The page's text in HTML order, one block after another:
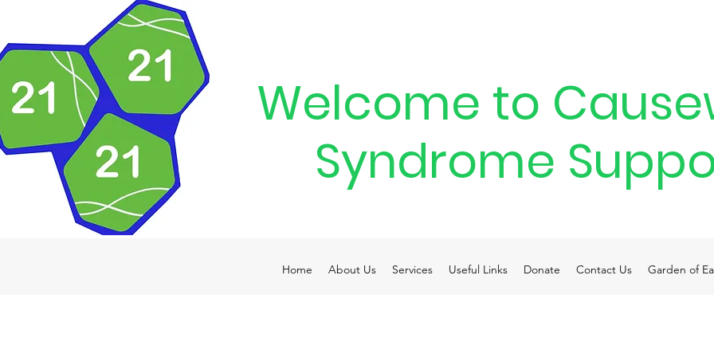
Welcome to
Syndrome
Home About Us Services Useful Links Donate Contact Us Garden of